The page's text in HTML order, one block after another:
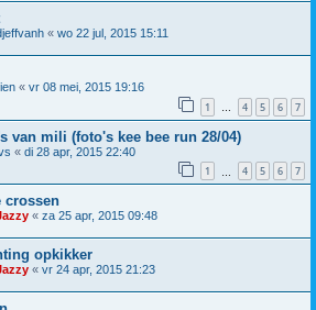
« wo 22 jul, 2015 15:11
« vr 08 mei, 2015 19:16
1 … 4 5 6 7
van mili (foto's kee bee run 28/04)
« di 28 apr, 2015 22:40
1 4 5 6 7
crossen
« za 25 apr, 2015 09:48
opkikker
« vr 24 apr, 2015 21:23